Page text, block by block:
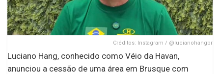
Créditos: Instagram / @lucianohangbr
Luciano Hang, conhecido como Véio da Havan,
anunciou a cessão de uma área em Brusque com